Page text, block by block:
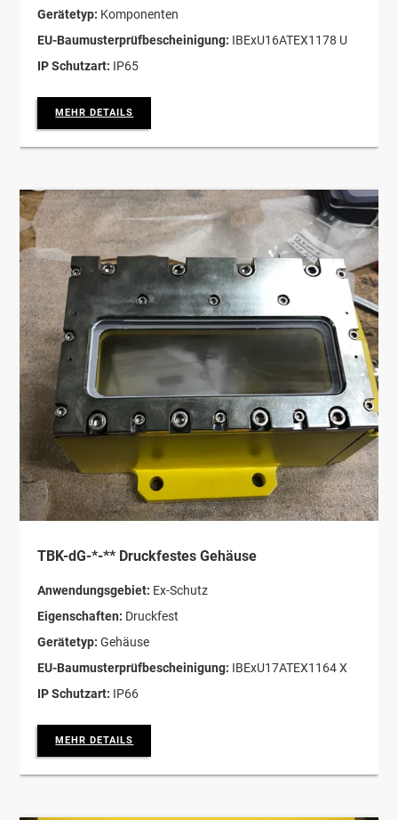
Gerätetyp: Komponenten
EU-Baumusterprüfbescheinigung: IBExU16ATEX1178 U
IP Schutzart: IP65
MEHR DETAILS
TBK-dG-*-** Druckfestes Gehäuse
Anwendungsgebiet: Ex-Schutz
Eigenschaften: Druckfest
Gerätetyp:Gehäuse
EU-Baumusterprüfbescheinigung: IBExU17ATEX1164 X
IP Schutzart: IP66
MEHR DETAILS